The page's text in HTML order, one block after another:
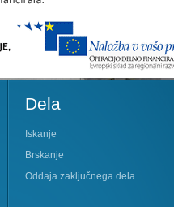
Dela
Iskanje
Brskanje
Oddaja zaključnega dela